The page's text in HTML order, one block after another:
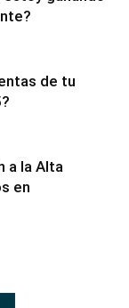
de tu
a la Alta
en